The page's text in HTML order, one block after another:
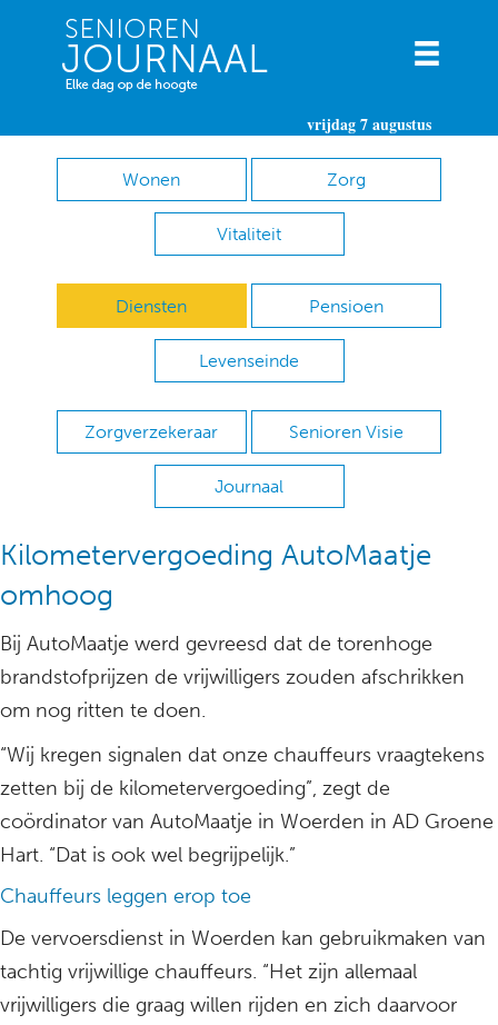
vrijdag 7 augustus
Wonen Zorg
Vitaliteit
Diensten Pensioen
Levenseinde
Zorgverzekeraar Senioren Visie
Journaal
Kilometervergoeding AutoMaatje
omhoog
Bij AutoMaatje werd gevreesd dat de torenhoge
brandstofprijzen de vrijwilligers zouden afschrikken
om nog ritten te doen.
“Wij kregen signalen dat onze chauffeurs vraagtekens
zetten bij de kilometervergoeding”, zegt de
coördinator van AutoMaatje in Woerden in AD Groene
Hart. “Dat is ook wel begrijpelijk.”
Chauffeurs leggen erop toe
De vervoersdienst in Woerden kan gebruikmaken van
tachtig vrijwillige chauffeurs. “Het zijn allemaal
vrijwilligers die graag willen rijden en zich daarvoor